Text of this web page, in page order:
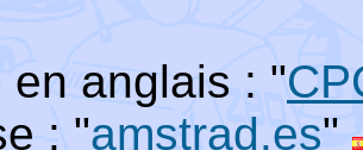
en anglais : "
: "amstrad.es"